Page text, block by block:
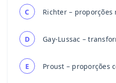
C Richter – proporções
D Gay-Lussac –
E Proust – proporções